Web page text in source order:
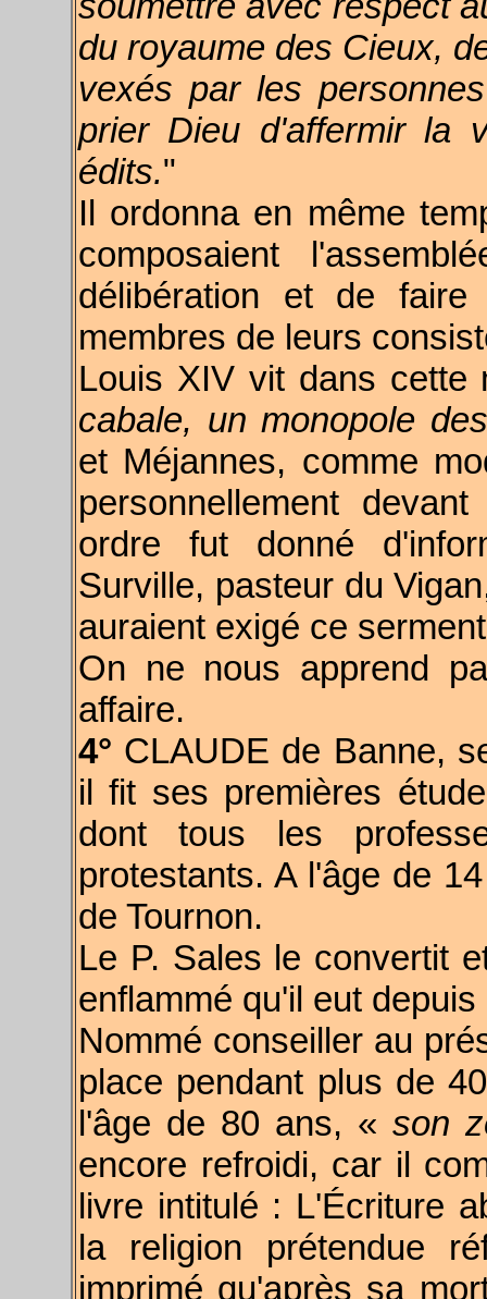
du royaume des Cieux,
vexés par les
prier Dieu d'affermir la
édits."
Il ordonna en même
composaient
délibération et de
membres de leurs
Louis XIV vit dans cette
cabale, un monopole
et Méjannes, comme
personnellement
ordre fut donné
Surville, pasteur du
auraient exigé ce
On ne nous apprend
affaire.
4° CLAUDE de Banne,
il fit ses premières
dont tous les
protestants. A l'âge de
de Tournon.
Le P. Sales le convertit
enflammé qu'il eut
Nommé conseiller au
place pendant plus de
l'âge de 80 ans, « son
encore refroidi, car il
livre intitulé : L'Écriture
la religion prétendue
imprimé qu'après sa